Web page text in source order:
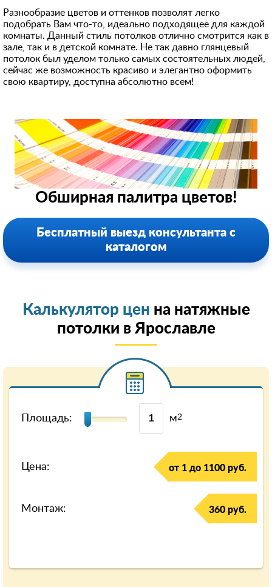
Разнообразие цветов и оттенков позволят легко
подобрать Вам что-то, идеально подходящее для каждой
комнаты. Данный стиль потолков отлично смотрится как в
зале, так и в детской комнате. Не так давно глянцевый
потолок был уделом только самых состоятельных людей,
сейчас же возможность красиво и элегантно оформить
свою квартиру, доступна абсолютно всем!
Обширная палитра цветов!
Бесплатный выезд консультанта с
каталогом
Калькулятор цен на натяжные
потолки в Ярославле
Площадь: м2
Цена: от 1 до 1100 руб.
Монтаж: 360 руб.